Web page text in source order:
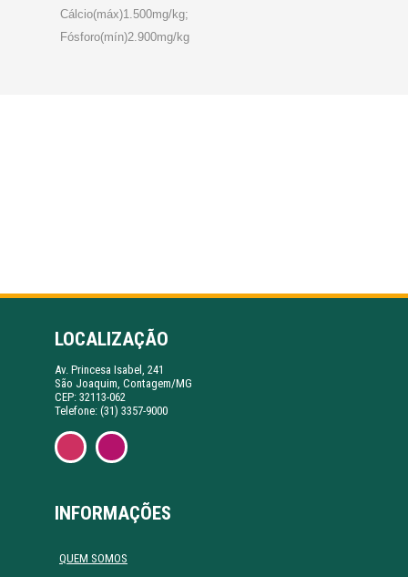
Cálcio(máx)1.500mg/kg;
Fósforo(mín)2.900mg/kg
LOCALIZAÇÃO
Av. Princesa Isabel, 241
São Joaquim, Contagem/MG
CEP: 32113-062
Telefone: (31) 3357-9000
INFORMAÇÕES
QUEM SOMOS